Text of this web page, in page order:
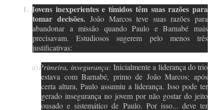
1. Jovens inexperientes e tímidos têm suas razões para
tomar decisões.João Marcos teve suas razões para
abandonar a missão quando Paulo e Barnabé mais
precisavam. Estudiosos sugerem pelo menos três
justificativas:
a)Primeira, insegurança: Inicialmente a liderança do trio
estava com Barnabé, primo de João Marcos; após
certa altura, Paulo assumiu a liderança. Isso pode ter
gerado insegurança no jovem por não gostar do jeito
ousado e sistemático de Paulo. Por isso... deve ter